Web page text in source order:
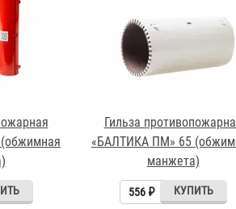
Гильза
«БАЛТИКА ПМ» 65
манжета)
556 ₽